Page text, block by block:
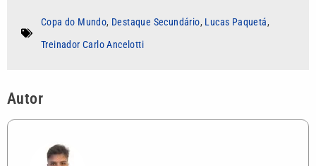
Copa do Mundo, Destaque Secundário, Lucas Paquetá,
Treinador Carlo Ancelotti
Autor